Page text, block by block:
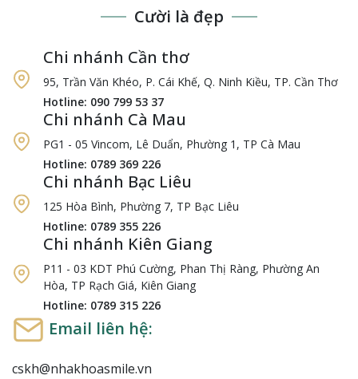
Cười là đẹp
Chi nhánh Cần thơ
95, Trần Văn Khéo, P. Cái Khế, Q. Ninh Kiều, TP. Cần Thơ
Hotline: 090 799 53 37
Chi nhánh Cà Mau
PG1 - 05 Vincom, Lê Duẩn, Phường 1, TP Cà Mau
Hotline: 0789 369 226
Chi nhánh Bạc Liêu
125 Hòa Bình, Phường 7, TP Bạc Liêu
Hotline: 0789 355 226
Chi nhánh Kiên Giang
P11 - 03 KDT Phú Cường, Phan Thị Ràng, Phường An
Hòa, TP Rạch Giá, Kiên Giang
Hotline: 0789 315 226
Email liên hệ:
cskh@nhakhoasmile.vn